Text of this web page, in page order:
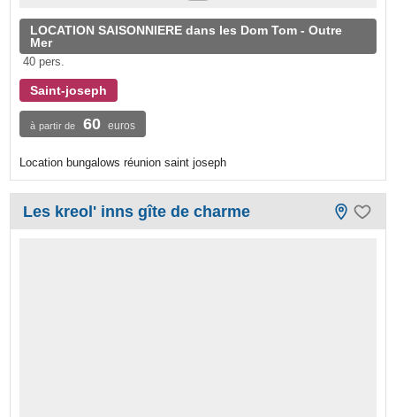
LOCATION SAISONNIERE dans les Dom Tom - Outre
Mer
40 pers.
Saint-joseph
à partir de 60 euros
Location bungalows réunion saint joseph
Les kreol' inns gîte de charme